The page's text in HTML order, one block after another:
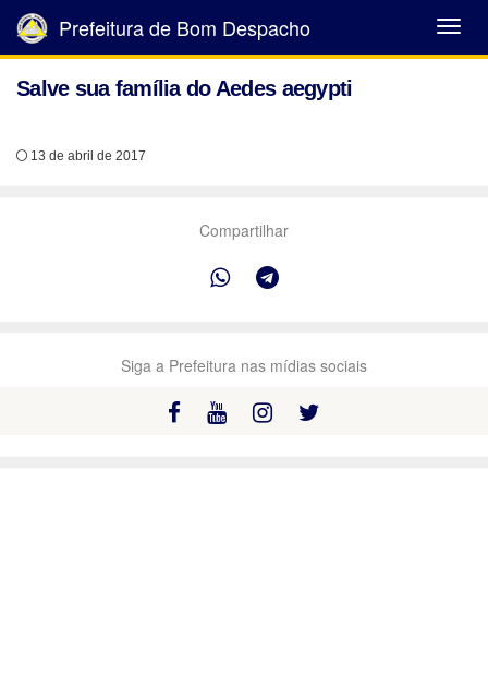
Abrir
Menu
Prefeitura de Bom Despacho
Salve sua família do Aedes aegypti
13 de abril de 2017
Compartilhar
Siga a Prefeitura nas mídias sociais